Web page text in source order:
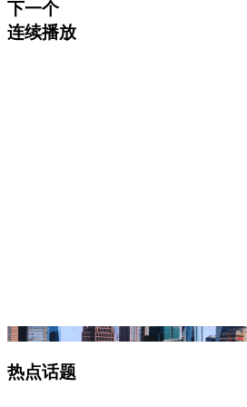
下一个
连续播放
热点话题